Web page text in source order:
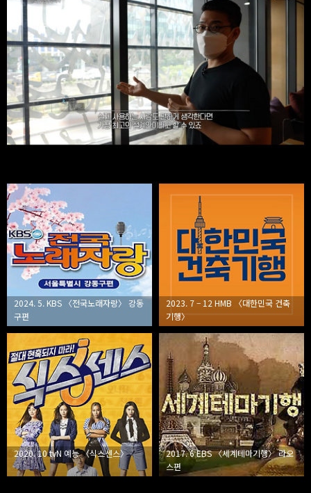
2024. 5. KBS 〈전국노래자랑〉 강동
구편
2023. 7 – 12 HMB 〈대한민국 건축
기행〉
2020. 10 tvN 예능 〈식스센스〉
2017. 6 EBS 〈세계테마기행〉 라오
스편